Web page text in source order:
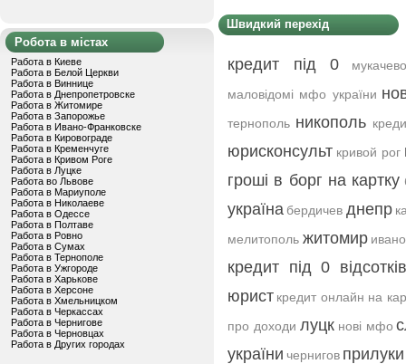
Робота в містах
Работа в Киеве
Работа в Белой Церкви
Работа в Виннице
Работа в Днепропетровске
Работа в Житомире
Работа в Запорожье
Работа в Ивано-Франковске
Работа в Кировограде
Работа в Кременчуге
Работа в Кривом Роге
Работа в Луцке
Работа во Львове
Работа в Мариуполе
Работа в Николаеве
Работа в Одессе
Работа в Полтаве
Работа в Ровно
Работа в Сумах
Работа в Тернополе
Работа в Ужгороде
Работа в Харькове
Работа в Херсоне
Работа в Хмельницком
Работа в Черкассах
Работа в Чернигове
Работа в Черновцах
Работа в Других городах
Швидкий перехід
кредит під 0
маловідомі мфо україни
тернополь никополь
юрисконсульт кривой рог
гроші в борг на картку
україна бердичев днепр
мелитополь житомир
кредит під 0
юрист кредит онлайн на
про доходи луцк нові мфо
україни чернигов прилуки